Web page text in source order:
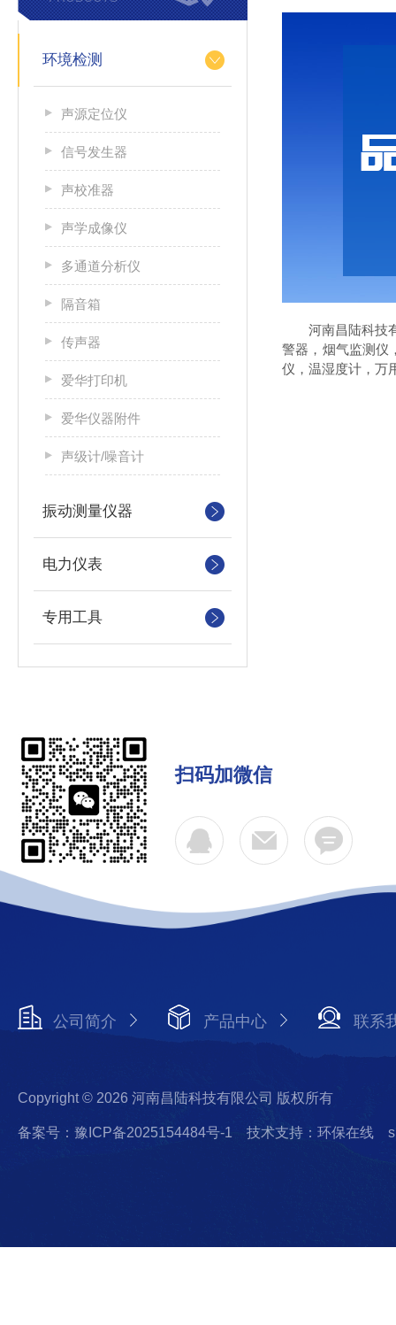
环境检测
声源定位仪
信号发生器
声校准器
声学成像仪
多通道分析仪
隔音箱
传声器
爱华打印机
爱华仪器附件
声级计/噪音计
振动测量仪器
电力仪表
专用工具
河南昌陆科技
警器，烟气监测仪
仪，温湿度计，万
扫码加微信
公司简介 产品中心 联系
Copyright © 2026 河南昌陆科技有限公司 版权所有
备案号：豫ICP备2025154484号-1 技术支持：环保在线